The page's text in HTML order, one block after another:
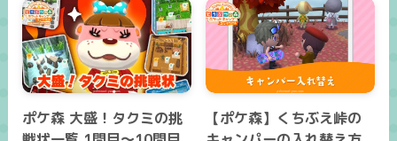
ポケ森 大盛！タクミの挑
【ポケ森】くちぶえ峠の